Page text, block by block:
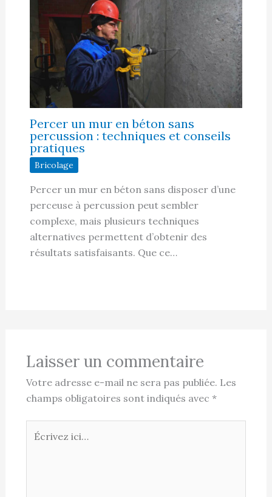
Percer un mur en béton sans
percussion : techniques et conseils
pratiques
Bricolage
Percer un mur en béton sans disposer d’une
perceuse à percussion peut sembler
complexe, mais plusieurs techniques
alternatives permettent d’obtenir des
résultats satisfaisants. Que ce…
Laisser un commentaire
Votre adresse e-mail ne sera pas publiée. Les
champs obligatoires sont indiqués avec *
ici…